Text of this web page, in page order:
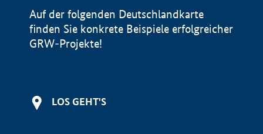
Auf der folgenden Deutschlandkarte
finden Sie konkrete Beispiele erfolgreicher
GRW-Projekte!
LOS GEHT'S